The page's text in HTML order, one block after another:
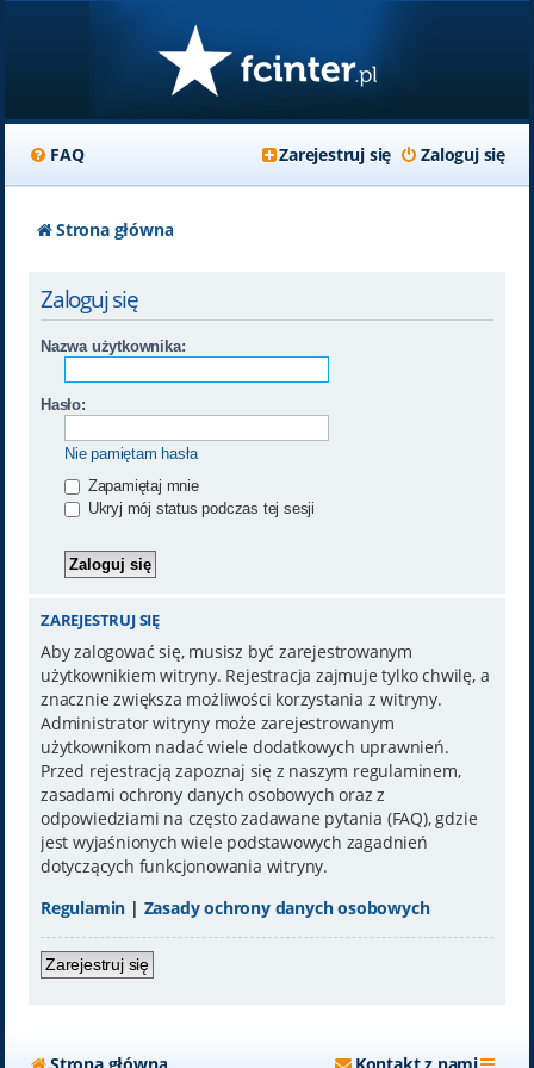
FAQ Zaloguj się
Zarejestruj się
Strona główna
Zaloguj się
Nazwa użytkownika:
Hasło:
Nie pamiętam hasła
Zapamiętaj mnie
Ukryj mój status podczas tej sesji
ZAREJESTRUJ SIĘ
Aby zalogować się, musisz być zarejestrowanym
użytkownikiem witryny. Rejestracja zajmuje tylko chwilę, a
znacznie zwiększa możliwości korzystania z witryny.
Administrator witryny może zarejestrowanym
użytkownikom nadać wiele dodatkowych uprawnień.
Przed rejestracją zapoznaj się z naszym regulaminem,
zasadami ochrony danych osobowych oraz z
odpowiedziami na często zadawane pytania (FAQ), gdzie
jest wyjaśnionych wiele podstawowych zagadnień
dotyczących funkcjonowania witryny.
Regulamin | Zasady ochrony danych osobowych
Zarejestruj się
Strona główna Kontakt z nami